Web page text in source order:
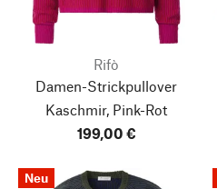
Rifò
Damen-Strickpullover
Kaschmir, Pink-Rot
199,00 €
Neu